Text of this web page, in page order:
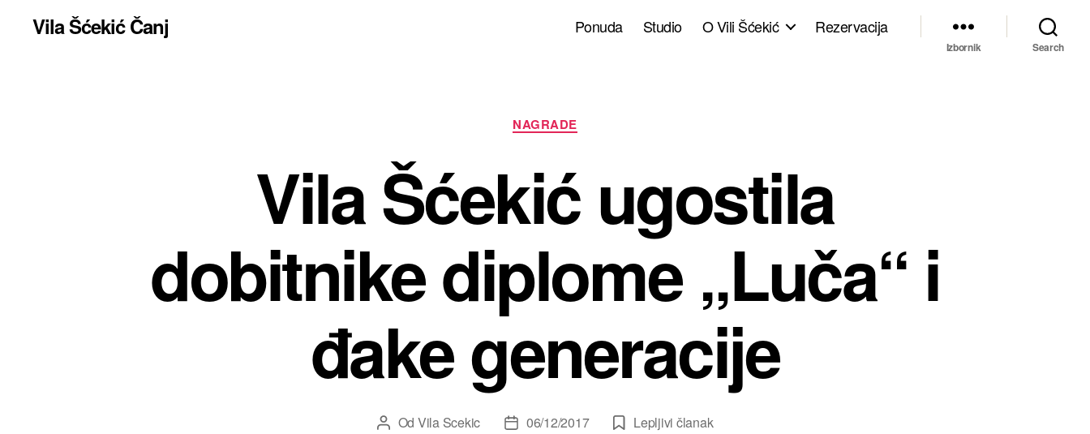
Vila Šćekić Čanj Ponuda Studio O Vili Šćekić Rezervacija
Izbornik Search
Kategorije
NAGRADE
Vila Šćekić ugostila
dobitnike diplome „Luča“ i
đake generacije
Autor
Od Vila Scekic
Datum
06/12/2017 Lepljivi članak